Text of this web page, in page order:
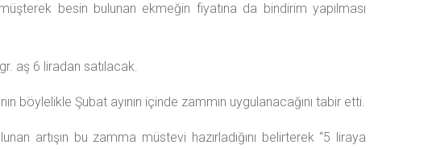
besin bulunan ekmeğin fiyatına da bindirim yapılması
aş 6 liradan satılacak.
böylelikle Şubat ayının içinde zammın uygulanacağını tabir etti.
artışın bu zamma müstevi hazırladığını belirterek “5 liraya